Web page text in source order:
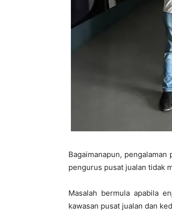
Bagaimanapun,
pengurus pusat jualan tidak
Masalah bermula apabila
kawasan pusat jualan dan